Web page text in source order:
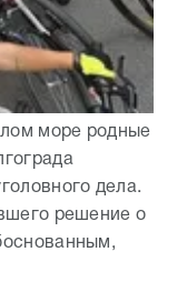
море родные
дела.
решение о